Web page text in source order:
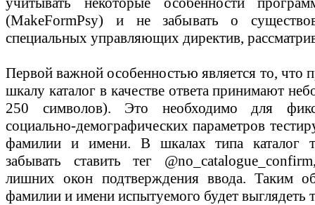
(MakeFormPsy) и не забывать о
специальных управляющих директив,
Первой важной особенностью является то, что
шкалу каталог в качестве ответа принимают
250 символов). Это необходимо для
социально-демографических параметров
фамилии и имени. В шкалах типа каталог
забывать ставить тег @no_catalogue_confirm
лишних окон подтверждения ввода. Таким
фамилии и имени испытуемого будет выглядеть